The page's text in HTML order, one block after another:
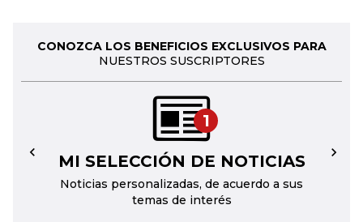
CONOZCA LOS BENEFICIOS EXCLUSIVOS PARA
NUESTROS SUSCRIPTORES
1
MI SELECCIÓN DE NOTICIAS
Noticias personalizadas, de acuerdo a sus
temas de interés
← →